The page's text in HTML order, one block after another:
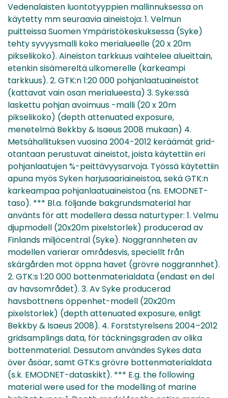
Vedenalaisten luontotyyppien mallinnuksessa on
käytetty mm seuraavia aineistoja: 1. Velmun
puitteissa Suomen Ympäristökeskuksessa (Syke)
tehty syvyysmalli koko merialueelle (20 x 20m
pikselikoko). Aineiston tarkkuus vaihtelee alueittain,
etenkin sisämereltä ulkomerelle (karkeampi
tarkkuus). 2. GTK:n 1:20 000 pohjanlaatuaineistot
(kattavat vain osan merialueesta) 3. Syke:ssä
laskettu pohjan avoimuus -malli (20 x 20m
pikselikoko) (depth attenuated exposure,
menetelmä Bekkby & Isaeus 2008 mukaan) 4.
Metsähallituksen vuosina 2004-2012 keräämät grid-
otantaan perustuvat aineistot, joista käytettiin eri
pohjanlaatujen %-peittävyysarvoja. Työssä käytettiin
apuna myös Syken harjusaariaineistoa, sekä GTK:n
karkeampaa pohjanlaatuaineistoa (ns. EMODNET-
taso). *** Bl.a. följande bakgrundsmaterial har
använts för att modellera dessa naturtyper: 1. Velmu
djupmodell (20x20m pixelstorlek) producerad av
Finlands miljöcentral (Syke). Noggrannheten av
modellen varierar områdesvis, speciellt från
skärgården mot öppna havet (grövre noggrannhet).
2. GTK:s 1:20 000 bottenmaterialdata (endast en del
av havsområdet). 3. Av Syke producerad
havsbottnens öppenhet-modell (20x20m
pixelstorlek) (depth attenuated exposure, enligt
Bekkby & Isaeus 2008). 4. Forststyrelsens 2004–2012
gridsamplings data, för täckningsgraden av olika
bottenmaterial. Dessutom användes Sykes data
över åsöar, samt GTK:s grövre bottenmaterialdata
(s.k. EMODNET-dataskikt). *** E.g. the following
material were used for the modelling of marine